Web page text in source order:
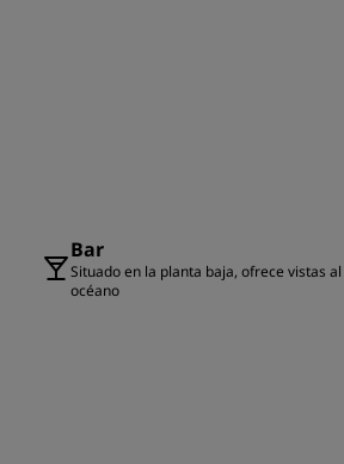
Bar
Situado en la planta baja, ofrece vistas al
océano